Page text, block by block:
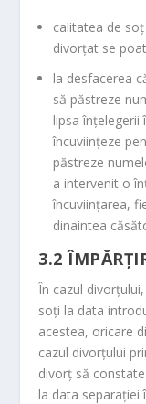
calitatea de
divorţat se
la desfacerea
să păstreze
lipsa
încuviinţeze
păstreze
a intervenit o
încuviinţarea,
dinaintea
3.2
În cazul
soţi la data
acestea, oricare
cazul divorţului
divorţ să
la data separaţiei